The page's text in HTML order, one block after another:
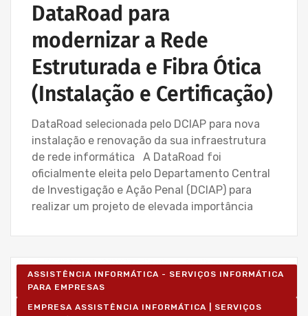
DataRoad para
modernizar a Rede
Estruturada e Fibra Ótica
(Instalação e Certificação)
DataRoad selecionada pelo DCIAP para nova
instalação e renovação da sua infraestrutura
de rede informática A DataRoad foi
oficialmente eleita pelo Departamento Central
de Investigação e Ação Penal (DCIAP) para
realizar um projeto de elevada importância
ASSISTÊNCIA INFORMÁTICA - SERVIÇOS INFORMÁTICA
PARA EMPRESAS
EMPRESA ASSISTÊNCIA INFORMÁTICA | SERVIÇOS